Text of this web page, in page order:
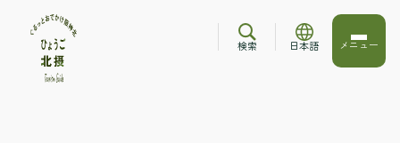
検索 日本語 メニュー